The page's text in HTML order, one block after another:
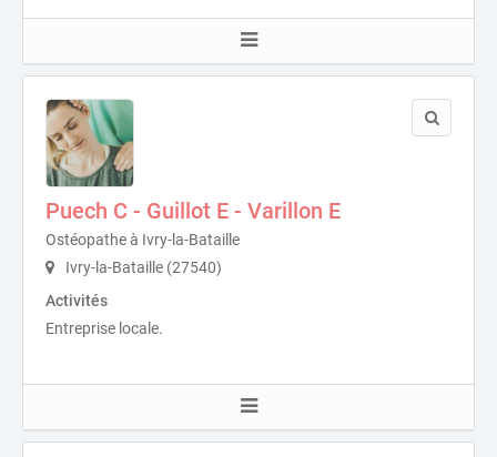
Puech C - Guillot E - Varillon E
Ostéopathe à Ivry-la-Bataille
Ivry-la-Bataille (27540)
Activités
Entreprise locale.